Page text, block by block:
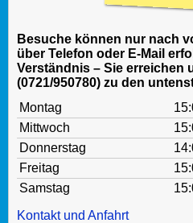
Besuche können nur nach
über Telefon oder E-Mail
Verständnis – Sie erreichen
(0721/950780) zu den
Montag
Mittwoch
Donnerstag
Freitag
Samstag
Kontakt und Anfahrt